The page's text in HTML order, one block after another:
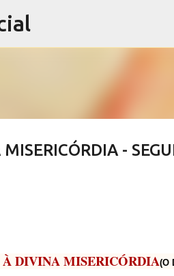
-
DIVINA MISERICÓRDIA(O